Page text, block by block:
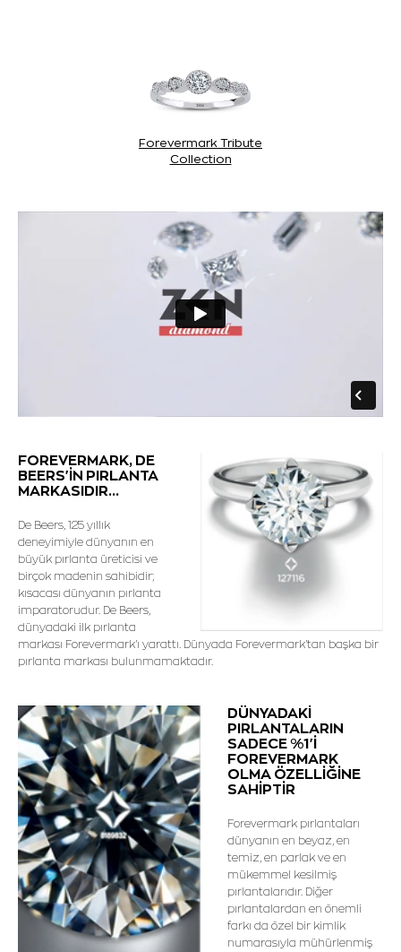
Forevermark Tribute
Collection
FOREVERMARK, DE
BEERS'İN PIRLANTA
MARKASIDIR...
De Beers, 125 yıllık
deneyimiyle dünyanın en
büyük pırlanta üreticisi ve
birçok madenin sahibidir;
kısacası dünyanın pırlanta
imparatorudur. De Beers,
dünyadaki ilk pırlanta
markası Forevermark'ı yarattı. Dünyada Forevermark'tan başka bir
pırlanta markası bulunmamaktadır.
DÜNYADAKİ
PIRLANTALARIN
SADECE %1'İ
FOREVERMARK
OLMA ÖZELLİĞİNE
SAHİPTİR
Forevermark pırlantaları
dünyanın en beyaz, en
temiz, en parlak ve en
mükemmel kesilmiş
pırlantalarıdır. Diğer
pırlantalardan en önemli
farkı da özel bir kimlik
numarasıyla mühürlenmiş